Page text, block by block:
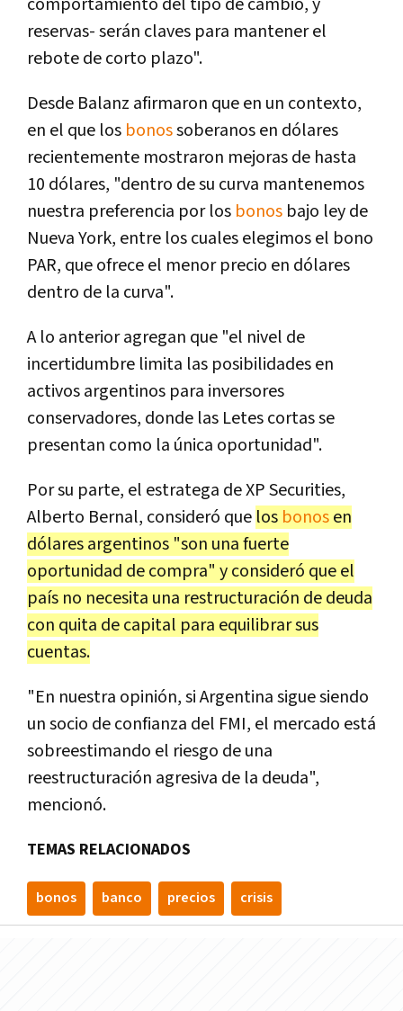
comportamiento del tipo de cambio, y
reservas- serán claves para mantener el
rebote de corto plazo".
Desde Balanz afirmaron que en un contexto,
en el que los bonossoberanos en dólares
recientemente mostraron mejoras de hasta
10 dólares, "dentro de su curva mantenemos
nuestra preferencia por los bonos bajo ley de
Nueva York, entre los cuales elegimos el bono
PAR, que ofrece el menor precio en dólares
dentro de la curva".
A lo anterior agregan que "el nivel de
incertidumbre limita las posibilidades en
activos argentinos para inversores
conservadores, donde las Letes cortas se
presentan como la única oportunidad".
Por su parte, el estratega de XP Securities,
Alberto Bernal, consideró que los bonosen
dólares argentinos "son una fuerte
oportunidad de compra" y consideró que el
país no necesita una restructuración de deuda
con quita de capital para equilibrar sus
cuentas.
"En nuestra opinión, si Argentina sigue siendo
un socio de confianza del FMI, el mercado está
sobreestimando el riesgo de una
reestructuración agresiva de la deuda",
mencionó.
TEMAS RELACIONADOS
bonos banco precios crisis